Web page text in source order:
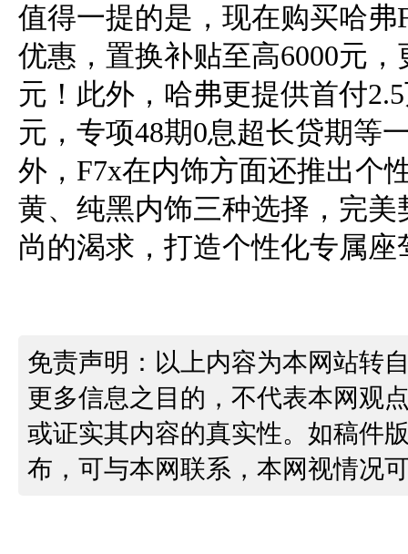
值得一提的是，现在购买哈弗
优惠，置换补贴至高6000元
元！此外，哈弗更提供首付
元，专项48期0息超长贷期等
外，F7x在内饰方面还推出个
黄、纯黑内饰三种选择，完
尚的渴求，打造个性化专属
免责声明：以上内容为本网站转
更多信息之目的，不代表本网观
或证实其内容的真实性。如稿件
布，可与本网联系，本网视情况